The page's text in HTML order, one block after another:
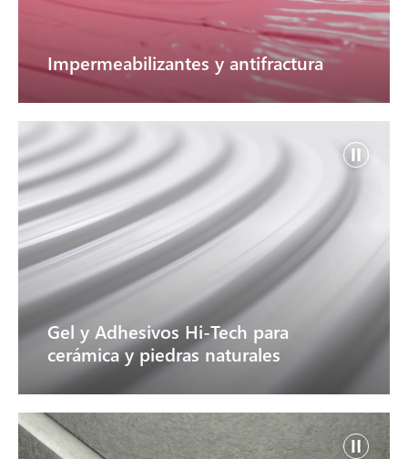
Impermeabilizantes y antifractura
Gel y Adhesivos Hi-Tech para
cerámica y piedras naturales